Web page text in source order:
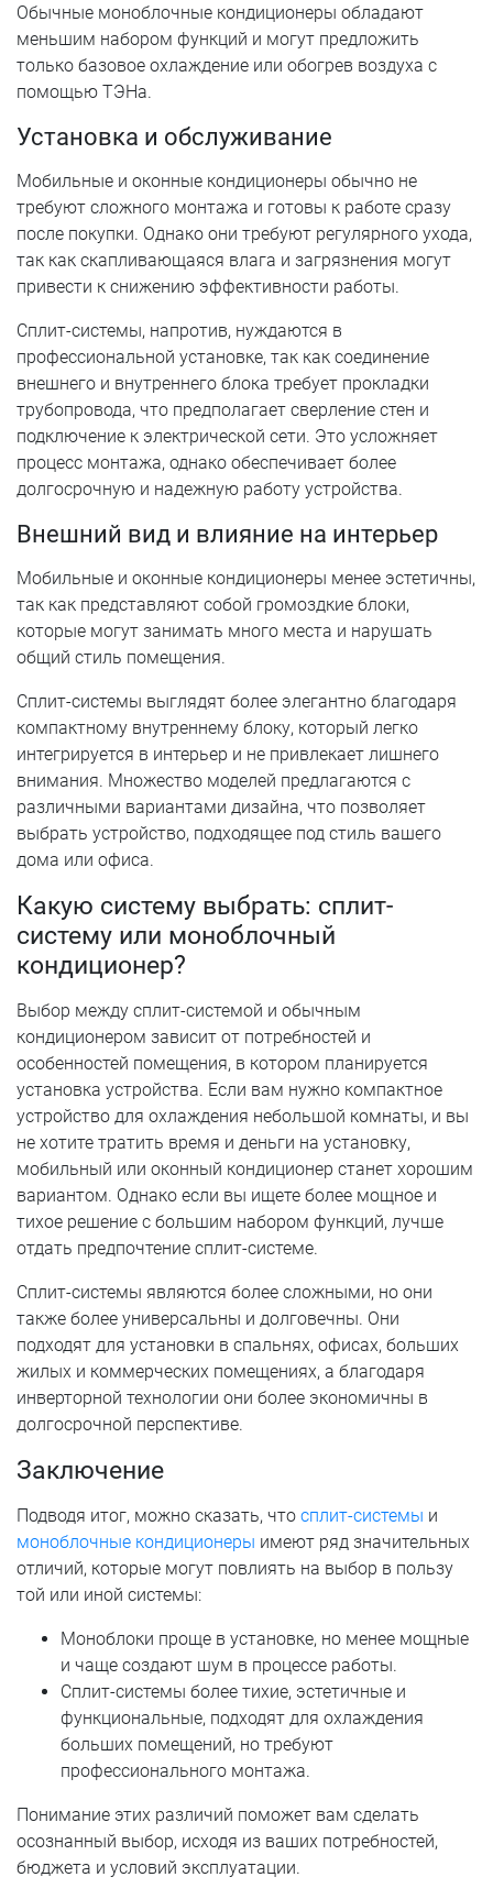
Обычные моноблочные кондиционеры обладают
меньшим набором функций и могут предложить
только базовое охлаждение или обогрев воздуха с
помощью ТЭНа.
Установка и обслуживание
Мобильные и оконные кондиционеры обычно не
требуют сложного монтажа и готовы к работе сразу
после покупки. Однако они требуют регулярного ухода,
так как скапливающаяся влага и загрязнения могут
привести к снижению эффективности работы.
Сплит-системы, напротив, нуждаются в
профессиональной установке, так как соединение
внешнего и внутреннего блока требует прокладки
трубопровода, что предполагает сверление стен и
подключение к электрической сети. Это усложняет
процесс монтажа, однако обеспечивает более
долгосрочную и надежную работу устройства.
Внешний вид и влияние на интерьер
Мобильные и оконные кондиционеры менее эстетичны,
так как представляют собой громоздкие блоки,
которые могут занимать много места и нарушать
общий стиль помещения.
Сплит-системы выглядят более элегантно благодаря
компактному внутреннему блоку, который легко
интегрируется в интерьер и не привлекает лишнего
внимания. Множество моделей предлагаются с
различными вариантами дизайна, что позволяет
выбрать устройство, подходящее под стиль вашего
дома или офиса.
Какую систему выбрать: сплит-
систему или моноблочный
кондиционер?
Выбор между сплит-системой и обычным
кондиционером зависит от потребностей и
особенностей помещения, в котором планируется
установка устройства. Если вам нужно компактное
устройство для охлаждения небольшой комнаты, и вы
не хотите тратить время и деньги на установку,
мобильный или оконный кондиционер станет хорошим
вариантом. Однако если вы ищете более мощное и
тихое решение с большим набором функций, лучше
отдать предпочтение сплит-системе.
Сплит-системы являются более сложными, но они
также более универсальны и долговечны. Они
подходят для установки в спальнях, офисах, больших
жилых и коммерческих помещениях, а благодаря
инверторной технологии они более экономичны в
долгосрочной перспективе.
Заключение
Подводя итог, можно сказать, что сплит-системы и
моноблочные кондиционеры имеют ряд значительных
отличий, которые могут повлиять на выбор в пользу
той или иной системы:
Моноблоки проще в установке, но менее мощные
и чаще создают шум в процессе работы.
Сплит-системы более тихие, эстетичные и
функциональные, подходят для охлаждения
больших помещений, но требуют
профессионального монтажа.
Понимание этих различий поможет вам сделать
осознанный выбор, исходя из ваших потребностей,
бюджета и условий эксплуатации.